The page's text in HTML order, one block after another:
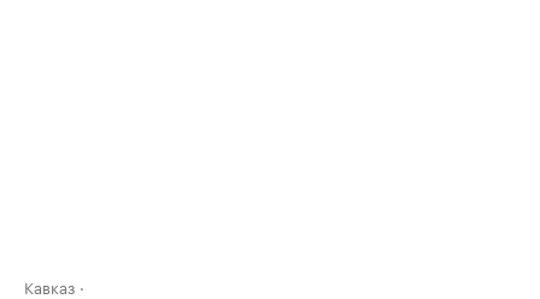
Кавказ